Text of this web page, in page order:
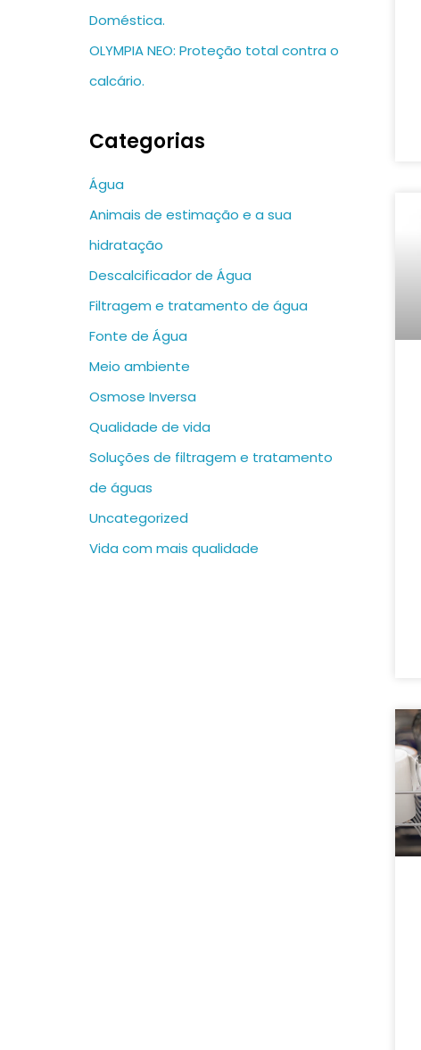
Doméstica.
OLYMPIA NEO: Proteção total contra o
calcário.
Categorias
Água
Animais de estimação e a sua
hidratação
Descalcificador de Água
Filtragem e tratamento de água
Fonte de Água
Meio ambiente
Osmose Inversa
Qualidade de vida
Soluções de filtragem e tratamento
de águas
Uncategorized
Vida com mais qualidade